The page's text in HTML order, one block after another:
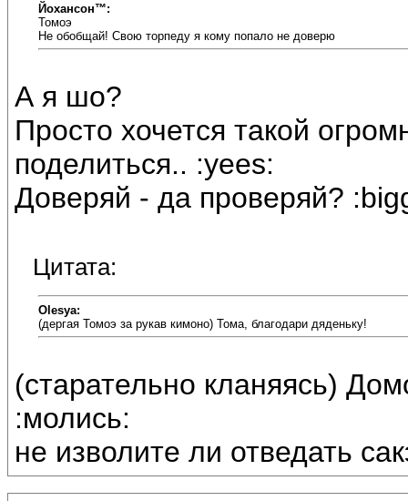
Йохансон™:
Томоэ
Не обобщай! Свою торпеду я кому попало не доверю
А я шо?
Просто хочется такой
поделиться.. :yees:
Доверяй - да проверяй?
Цитата:
Olesya:
(дергая Томоэ за рукав кимоно) Тома, благодари дяденьку!
(старательно кланяясь)
:молись:
не изволите ли отведать